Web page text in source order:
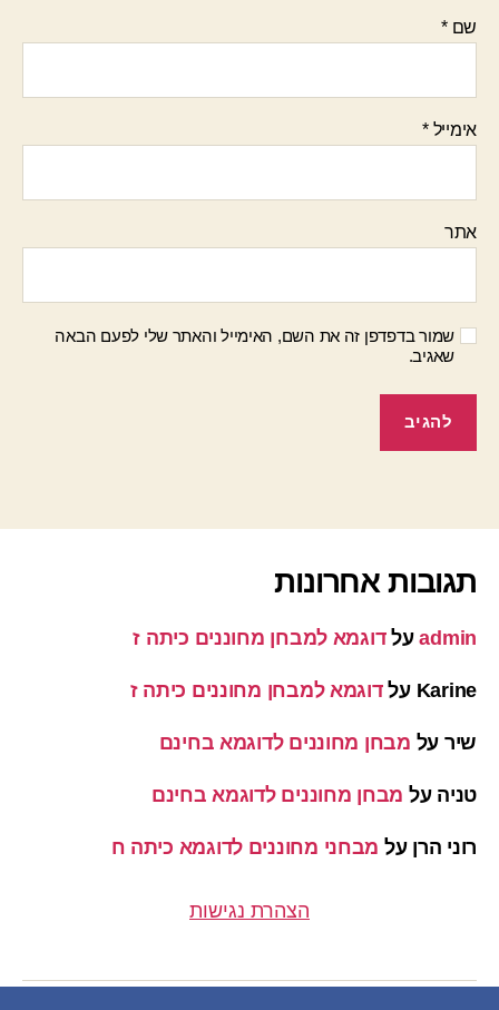
שם*
אימייל*
אתר
שמור בדפדפן זה את השם, האימייל והאתר שלי לפעם הבאה
שאגיב.
תגובות אחרונות
adminעלדוגמא למבחן מחוננים כיתה ז
Karine עלדוגמא למבחן מחוננים כיתה ז
שיר על מבחן מחוננים לדוגמא בחינם
טניה על מבחן מחוננים לדוגמא בחינם
רוני הרן על מבחני מחוננים לדוגמא כיתה ח
הצהרת נגישות